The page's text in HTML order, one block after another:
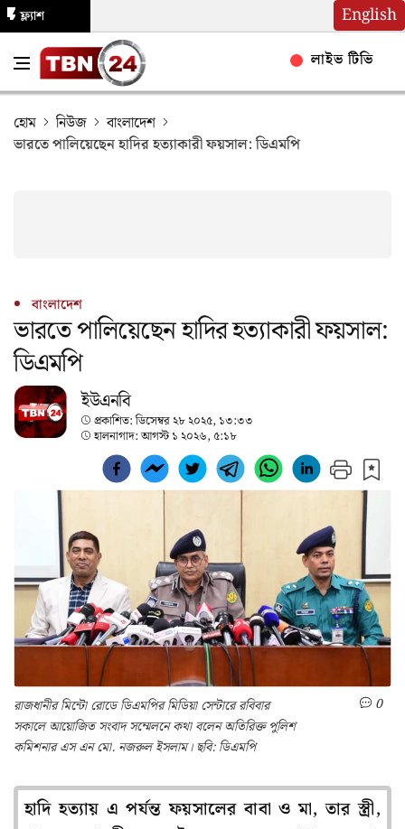
English
ফ্ল্যাশ
লাইভ টিভি
হোম নিউজ
বাংলাদেশ
ভারতে পালিয়েছেন হাদির হত্যাকারী ফয়সাল: ডিএমপি
বাংলাদেশ
ভারতে পালিয়েছেন হাদির হত্যাকারী ফয়সাল:
ডিএমপি
ইউএনবি
প্রকাশিত:ডিসেম্বর ২৮ ২০২৫, ১৩:৩৩
হালনাগাদ:আগস্ট ১ ২০২৬, ৫:১৮
রাজধানীর মিন্টো রোডে ডিএমপির মিডিয়া সেন্টারে রবিবার
সকালে আয়োজিত সংবাদ সম্মেলনে কথা বলেন অতিরিক্ত পুলিশ
কমিশনার এস এন মো. নজরুল ইসলাম। ছবি: ডিএমপি
0
হাদি হত্যায় এ পর্যন্ত ফয়সালের বাবা ও মা, তার স্ত্রী,